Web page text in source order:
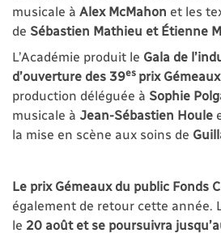
musicale à Alex McMahon et les
de Sébastien Mathieu et Étienne
L’Académie produit le Gala de
d’ouverture des 39es prix Gémeaux
production déléguée à Sophie
musicale à Jean-Sébastien Houle
la mise en scène aux soins de
Le prix Gémeaux du public Fonds
également de retour cette année.
le 20 août et se poursuivra